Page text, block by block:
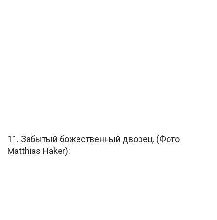
11. Забытый божественный дворец. (Фото
Matthias Haker):